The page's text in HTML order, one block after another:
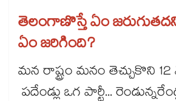
తెలంగాణొస్తే ఏం జరుగుతదని
ఏం జరిగింది?
మన రాష్ట్రం మనం తెచ్చుకొని
పదేండ్లు ఒగ పార్టీ...